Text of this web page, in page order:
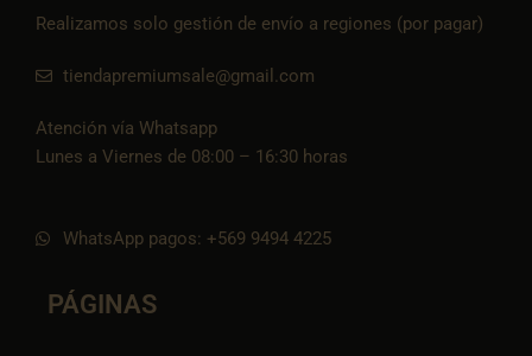
Realizamos solo gestión de envío a regiones (por pagar)
tiendapremiumsale@gmail.com
Atención vía Whatsapp
Lunes a Viernes de 08:00 – 16:30 horas
WhatsApp pagos: +569 9494 4225
PÁGINAS